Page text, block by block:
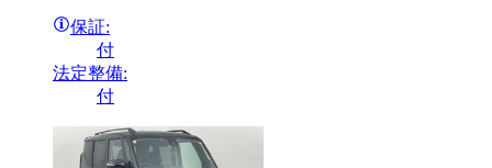
保証:
付
法定整備:
付